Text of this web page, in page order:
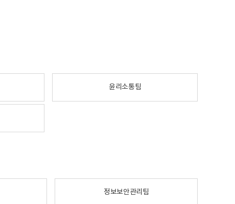
윤리소통팀
정보보안관리팀